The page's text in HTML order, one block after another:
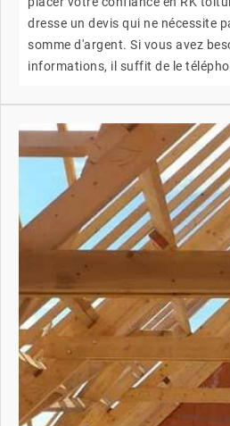
dresse un devis qui ne nécessite
somme d'argent. Si vous avez
informations, il suffit de le